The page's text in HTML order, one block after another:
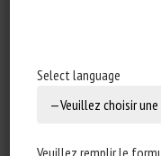
Select language
Veuillez remplir le